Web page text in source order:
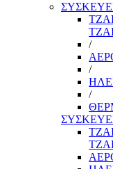
/
/
/